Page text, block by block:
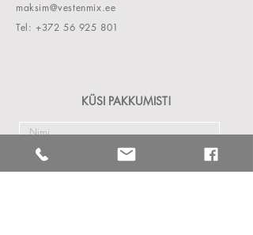
maksim@vestenmix.ee
Tel: +372 56 925 801
KÜSI PAKKUMIST!